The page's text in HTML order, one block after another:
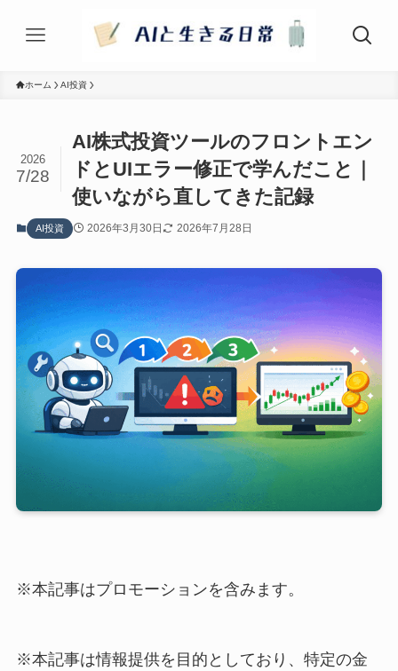
ホーム AI投資
AI株式投資ツールのフロントエン
ドとUIエラー修正で学んだこと｜
使いながら直してきた記録
2026
7/28
AI投資 2026年3月30日 2026年7月28日
※本記事はプロモーションを含みます。
※本記事は情報提供を目的としており、特定の金